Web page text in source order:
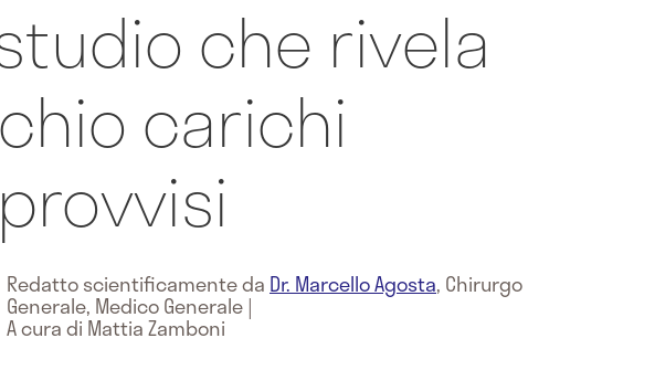
che rivela
carichi
Redatto scientificamente da Dr. Marcello Agosta, Chirurgo
Generale, Medico Generale|
A cura di Mattia Zamboni